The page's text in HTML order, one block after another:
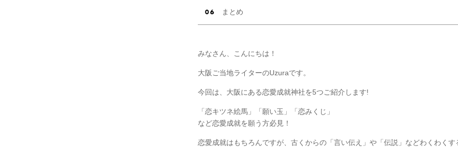
まとめ
みなさん、こんにちは！
大阪ご当地ライターのUzuraです。
今回は、大阪にある恋愛成就神社を5つご紹介します!
「恋キツネ絵馬」「願い玉」「恋みくじ」
など恋愛成就を願う方必見！
恋愛成就はもちろんですが、古くからの「言い伝え」や「伝説」などわくわくす